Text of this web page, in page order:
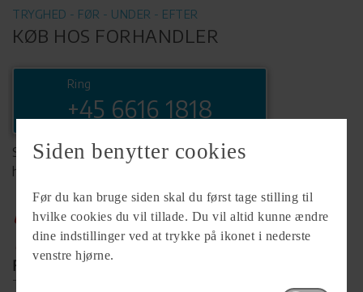
TRYGHED - FØR - UNDER - EFTER
KØB HOS FORHANDLER
Ring
+45 6616 1818
Se komplet info på forhandlerens
hjemmeside
Forhandler
TARUP Campingcenter A/S
Siden benytter cookies
Før du kan bruge siden skal du først tage stilling til
hvilke cookies du vil tillade. Du vil altid kunne ændre
dine indstillinger ved at trykke på ikonet i nederste
venstre hjørne.